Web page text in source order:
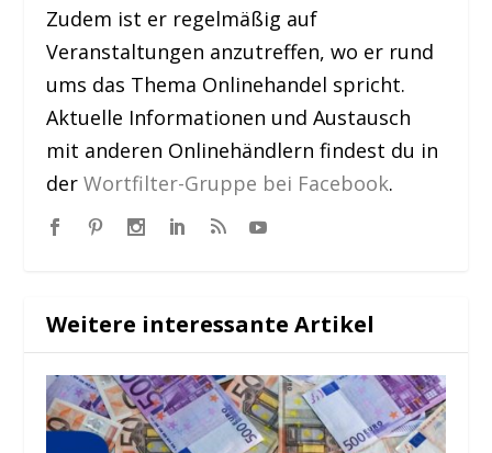
Zudem ist er regelmäßig auf
Veranstaltungen anzutreffen, wo er rund
ums das Thema Onlinehandel spricht.
Aktuelle Informationen und Austausch
mit anderen Onlinehändlern findest du in
derWortfilter-Gruppe bei Facebook.
Weitere interessante Artikel